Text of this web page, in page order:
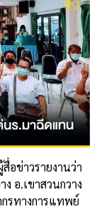
อข่าวรายงานว่า
อ.เขาสวนกวาง
รทางการแทพย์